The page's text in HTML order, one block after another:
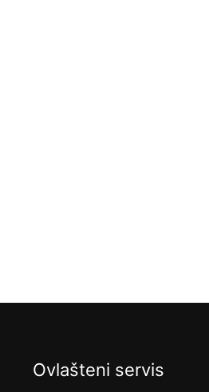
Ovlašteni servis